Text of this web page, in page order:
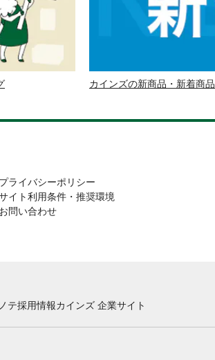
カインズの新商品・新着商品
プライバシーポリシー
イト利用条件・推奨環境
お問い合わせ
テ採用情報カインズ 企業サイト